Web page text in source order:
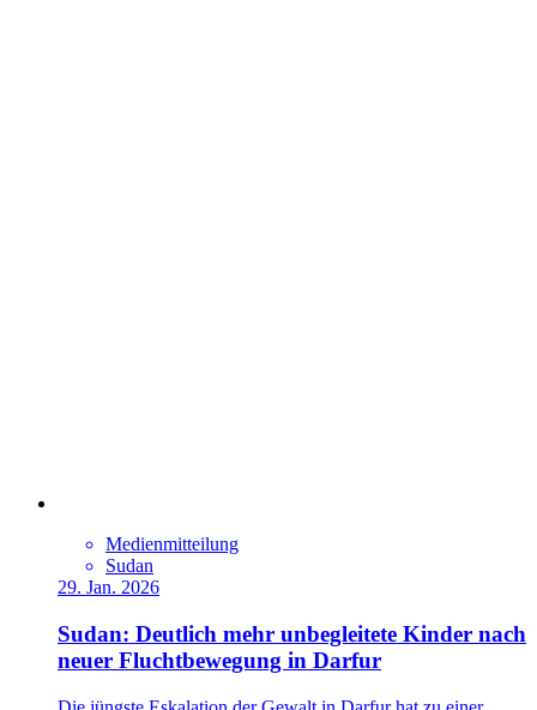
Medienmitteilung
Sudan
29. Jan. 2026
Sudan: Deutlich mehr unbegleitete Kinder nach
neuer Fluchtbewegung in Darfur